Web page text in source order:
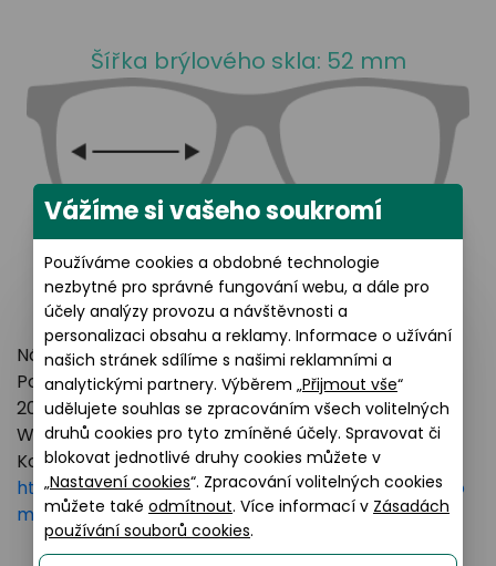
Šířka brýlového skla: 52 mm
Název výrobce: LUXOTTICA GROUP
Poštovní adresa: Piazzale Luigi Cadorna 3 Milano,
20123 Italy
Webové stránky:https://www.essilorluxottica.com
Kontakt:
https://www.essilorluxottica.com/en/brands/custo
mer-care
Vážíme si vašeho soukromí
Používáme cookies a obdobné technologie
nezbytné pro správné fungování webu, a dále pro
účely analýzy provozu a návštěvnosti a
personalizaci obsahu a reklamy. Informace o užívání
našich stránek sdílíme s našimi reklamními a
analytickými partnery. Výběrem „Přijmout vše“
udělujete souhlas se zpracováním všech volitelných
druhů cookies pro tyto zmíněné účely. Spravovat či
blokovat jednotlivé druhy cookies můžete v
„Nastavení cookies“. Zpracování volitelných cookies
můžete také odmítnout. Více informací v Zásadách
používání souborů cookies.